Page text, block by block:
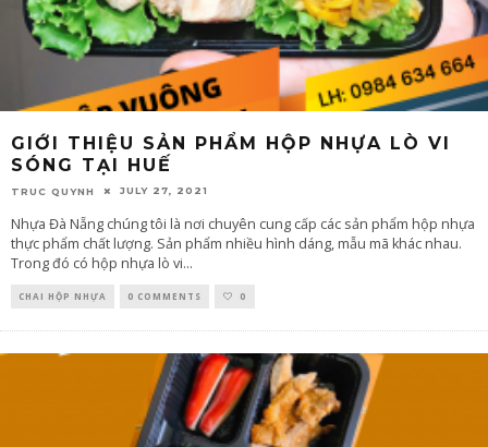
GIỚI THIỆU SẢN PHẨM HỘP NHỰA LÒ VI
SÓNG TẠI HUẾ
TRUC QUYNH JULY 27, 2021
Nhựa Đà Nẵng chúng tôi là nơi chuyên cung cấp các sản phẩm hộp nhựa
thực phẩm chất lượng. Sản phẩm nhiều hình dáng, mẫu mã khác nhau.
Trong đó có hộp nhựa lò vi...
CHAI HỘP NHỰA 0 COMMENTS 0